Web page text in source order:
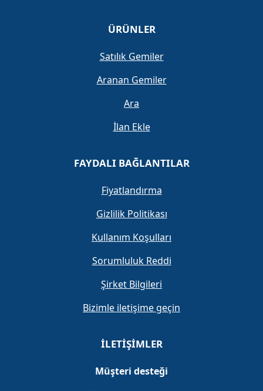
ÜRÜNLER
Satılık Gemiler
Aranan Gemiler
Ara
İlan Ekle
FAYDALI BAĞLANTILAR
Fiyatlandırma
Gizlilik Politikası
Kullanım Koşulları
Sorumluluk Reddi
Şirket Bilgileri
Bizimle iletişime geçin
İLETIŞIMLER
Müşteri desteği